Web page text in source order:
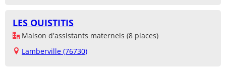
LES OUISTITIS
Maison d'assistants maternels (8 places)
Lamberville (76730)